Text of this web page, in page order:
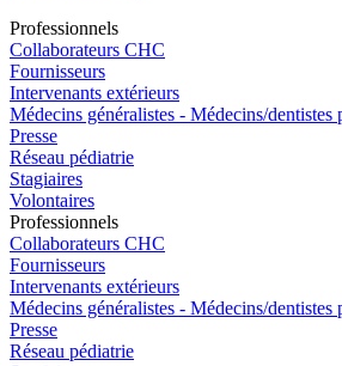
Professionnels
Collaborateurs CHC
Fournisseurs
Intervenants extérieurs
Médecins généralistes - Médecins/dentistes
Presse
Réseau pédiatrie
Stagiaires
Volontaires
Professionnels
Collaborateurs CHC
Fournisseurs
Intervenants extérieurs
Médecins généralistes - Médecins/dentistes
Presse
Réseau pédiatrie